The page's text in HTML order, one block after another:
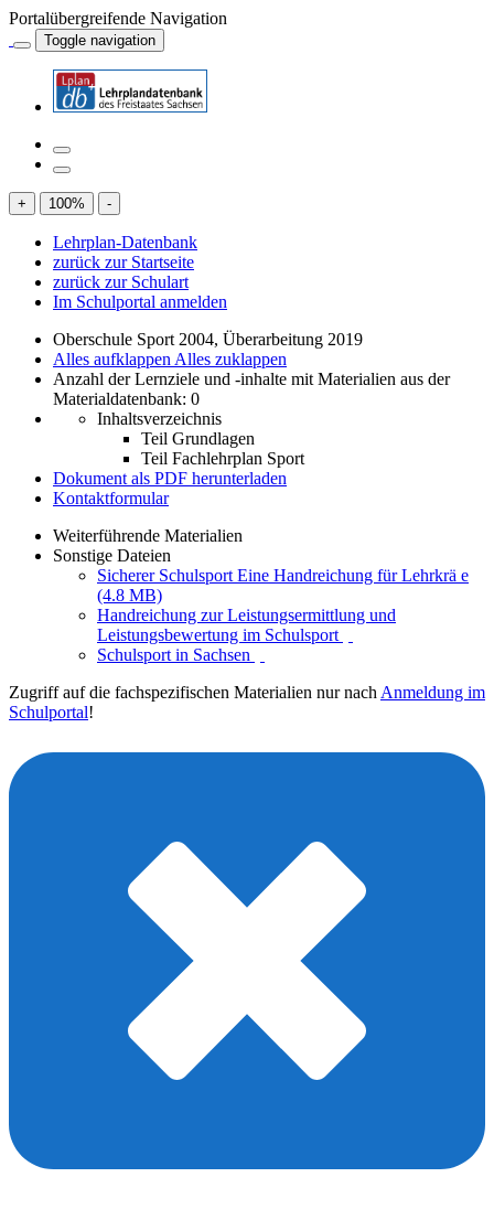
Portalübergreifende Navigation
Toggle navigation
+ 100% -
Lehrplan-Datenbank
zurück zur Startseite
zurück zur Schulart
Im Schulportal anmelden
Oberschule Sport 2004, Überarbeitung 2019
Alles aufklappen Alles zuklappen
Anzahl der Lernziele und -inhalte mit Materialien aus der
Materialdatenbank: 0
Inhaltsverzeichnis
Teil Grundlagen
Teil Fachlehrplan Sport
Dokument als PDF herunterladen
Kontaktformular
Weiterführende Materialien
Sonstige Dateien
Sicherer Schulsport Eine Handreichung für Lehrkrä e
(4.8 MB)
Handreichung zur Leistungsermittlung und
Leistungsbewertung im Schulsport
Schulsport in Sachsen
Zugriff auf die fachspezifischen Materialien nur nach Anmeldung im
Schulportal!